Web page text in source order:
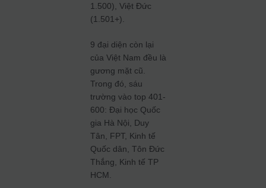
1.500), Việt Đức
(1.501+).
9 đại diện còn lại
của Việt Nam đều là
gương mặt cũ.
Trong đó, sáu
trường vào top 401-
600: Đại học Quốc
gia Hà Nội, Duy
Tân, FPT, Kinh tế
Quốc dân, Tôn Đức
Thắng, Kinh tế TP
HCM.